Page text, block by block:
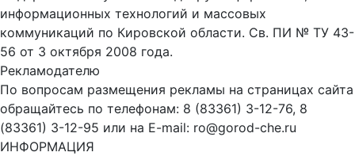
информационных технологий и массовых
коммуникаций по Кировской области. Св. ПИ № ТУ 43-
56 от 3 октября 2008 года.
Рекламодателю
По вопросам размещения рекламы на страницах сайта
обращайтесь по телефонам: 8 (83361) 3-12-76, 8
(83361) 3-12-95 или на E-mail: ro@gorod-che.ru
ИНФОРМАЦИЯ